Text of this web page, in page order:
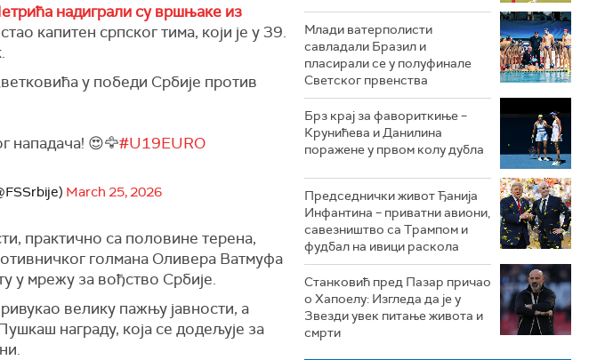
надиграли су вршњаке из
капитен српског тима, који је у 39.
у победи Србије против
нападача! 😍🦅#U19EURO
March 25, 2026
практично са половине терена,
голмана Оливера Ватмуфа
у мрежу за вођство Србије.
велику пажњу јавности, а
награду, која се додељује за
Млади ватерполисти
савладали Бразил и
пласирали се у полуфинале
Светског првенства
Брз крај за фавориткиње –
Крунићева и Данилина
поражене у првом колу дубла
Председнички живот Ђанија
Инфантина – приватни авиони,
савезништво са Трампом и
фудбал на ивици раскола
Станковић пред Пазар причао
о Хапоелу: Изгледа да је у
Звезди увек питање живота и
смрти